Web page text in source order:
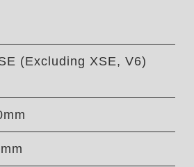
(Excluding XSE, V6)